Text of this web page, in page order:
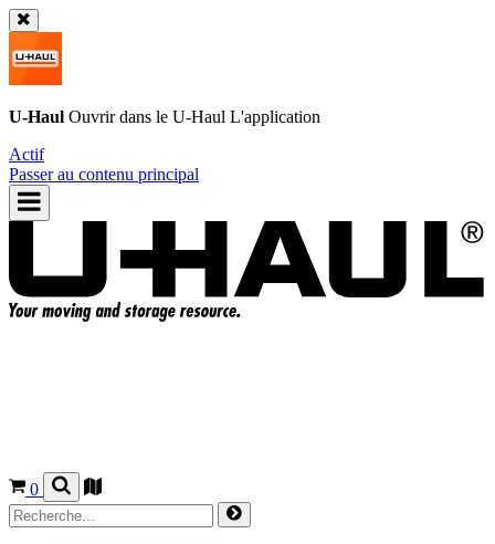
U-Haul Ouvrir dans le U-Haul L'application
Actif
Passer au contenu principal
0